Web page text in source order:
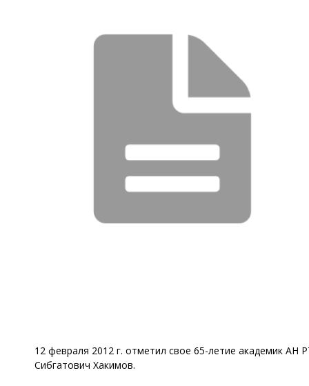
12 февраля 2012 г. отметил свое 65-летие академик
Сибгатович Хакимов.